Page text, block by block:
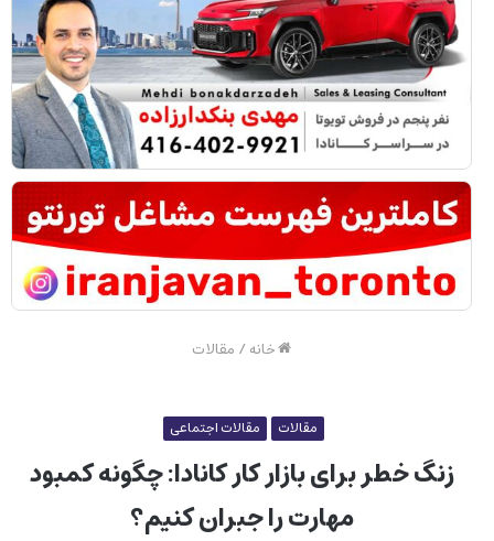
خانه/ مقالات
مقالات مقالات اجتماعی
زنگ خطر برای بازار کار کانادا: چگونه کمبود
مهارت را جبران کنیم؟